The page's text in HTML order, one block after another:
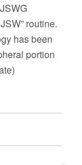
routine.
has been
portion